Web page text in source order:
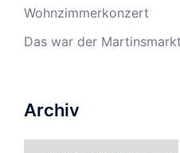
Wohnzimmerkonzert
Das war der
Archiv